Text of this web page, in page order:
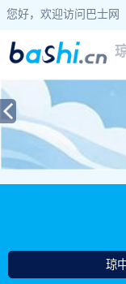
您好，欢迎访问巴士网
当前位置： 巴士网>
琼